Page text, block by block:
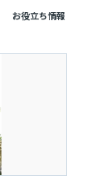
お役立ち情報